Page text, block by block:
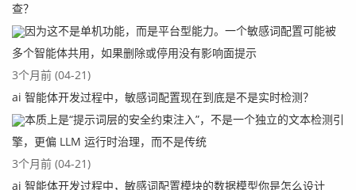
查？
因为这不是单机功能，而是平台型能力。一个敏感词配置可能被
多个智能体共用，如果删除或停用没有影响面提示
3个月前 (04-21)
ai 智能体开发过程中，敏感词配置现在到底是不是实时检测？
本质上是“提示词层的安全约束注入”，不是一个独立的文本检测引
擎，更偏 LLM 运行时治理，而不是传统
3个月前 (04-21)
ai 智能体开发过程中，敏感词配置模块的数据模型你是怎么设计